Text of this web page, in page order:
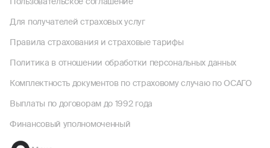
Для получателей страховых услуг
Правила страхования и страховые тарифы
Политика в отношении обработки персональных данных
Комплектность документов по страховому случаю по ОСАГО
Выплаты по договорам до 1992 года
Финансовый уполномоченный